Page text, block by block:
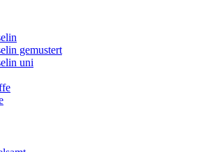
gemustert
uni